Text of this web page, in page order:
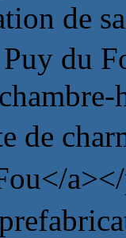
de
du
de